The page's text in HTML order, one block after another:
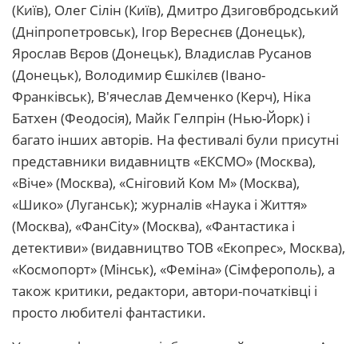
(Київ), Олег Сілін (Київ), Дмитро Дзиговбродський
(Дніпропетровськ), Ігор Вереснєв (Донецьк),
Ярослав Вєров (Донецьк), Владислав Русанов
(Донецьк), Володимир Єшкілєв (Івано-
Франківськ), В'ячеслав Демченко (Керч), Ніка
Батхен (Феодосія), Майк Гелпрін (Нью-Йорк) і
багато інших авторів. На фестивалі були присутні
представники видавництв «ЕКСМО» (Москва),
«Віче» (Москва), «Сніговий Ком М» (Москва),
«Шико» (Луганськ); журналів «Наука і Життя»
(Москва), «ФанCity» (Москва), «Фантастика і
детективи» (видавництво ТОВ «Екопрес», Москва),
«Космопорт» (Мінськ), «Феміна» (Сімферополь), а
також критики, редактори, автори-початківці і
просто любителі фантастики.